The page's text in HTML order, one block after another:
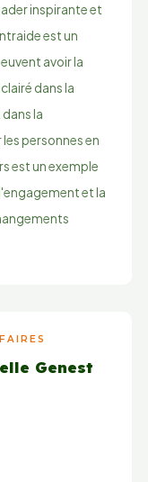
inspirante et
est un
avoir la
dans la
la
personnes en
est un exemple
et la
Genest